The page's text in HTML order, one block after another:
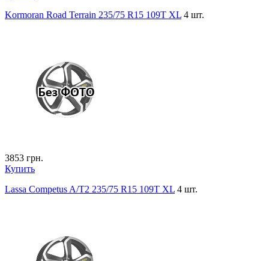
Kormoran Road Terrain 235/75 R15 109T XL 4 шт.
3853 грн.
Купить
Lassa Competus A/T2 235/75 R15 109T XL 4 шт.